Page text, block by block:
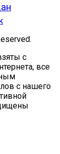
с
все
с нашего